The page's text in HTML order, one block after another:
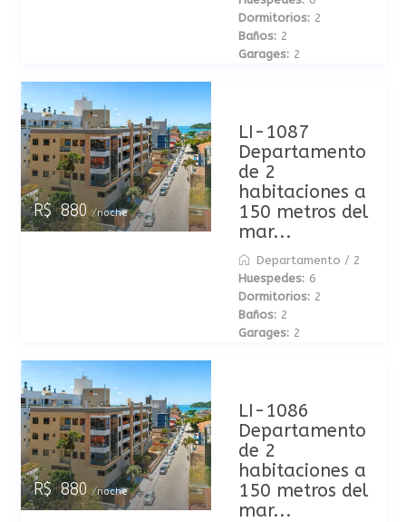
Dormitorios: 2
Baños: 2
Garages: 2
R$ 880/noche
LI-1087
Departamento
de 2
habitaciones a
150 metros del
mar...
Departamento / 2
Huespedes: 6
Dormitorios: 2
Baños: 2
Garages: 2
R$ 880/noche
LI-1086
Departamento
de 2
habitaciones a
150 metros del
mar...